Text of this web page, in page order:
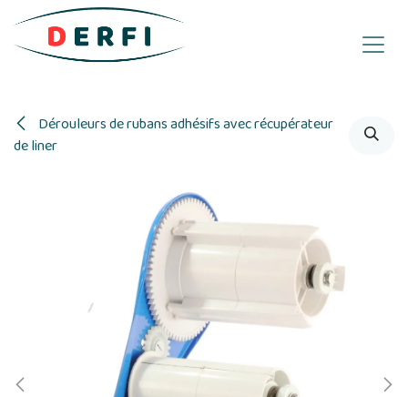
Se rendre au contenu
Dérouleurs de rubans adhésifs avec récupérateur
de liner